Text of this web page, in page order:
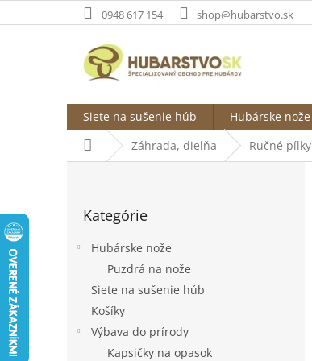
na
0948 617 154 shop@hubarstvo.sk
Siete na sušenie húb Hubárske nože
DomovZáhrada, dielňa Ručné pílky
kategórie
Kategórie
Hubárske nože
Puzdrá na nože
Siete na sušenie húb
Košíky
Výbava do prírody
Kapsičky na opasok